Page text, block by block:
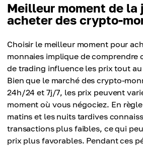
Meilleur moment de la
acheter des crypto-
Choisir le meilleur moment pour
monnaies implique de comprendre
de trading influence les prix tout
Bien que le marché des crypto-
24h/24 et 7j/7, les prix peuvent
moment où vous négociez. En
matins et les nuits tardives
transactions plus faibles, ce qui
prix plus favorables. Pendant ces